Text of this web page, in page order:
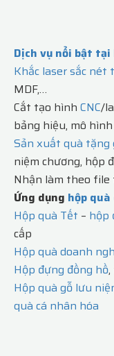
Dịch vụ nổi bật
Khắc laser sắc
MDF,…
Cắt tạo hình CNC/
bảng hiệu, mô hình
Sản xuất quà tặng
niệm chương, hộp
Nhận làm theo
Ứng dụng hộp quà
Hộp quà Tết – hộp
cấp
Hộp quà doanh
Hộp đựng đồng hồ
Hộp quà gỗ lưu
quà cá nhân hóa